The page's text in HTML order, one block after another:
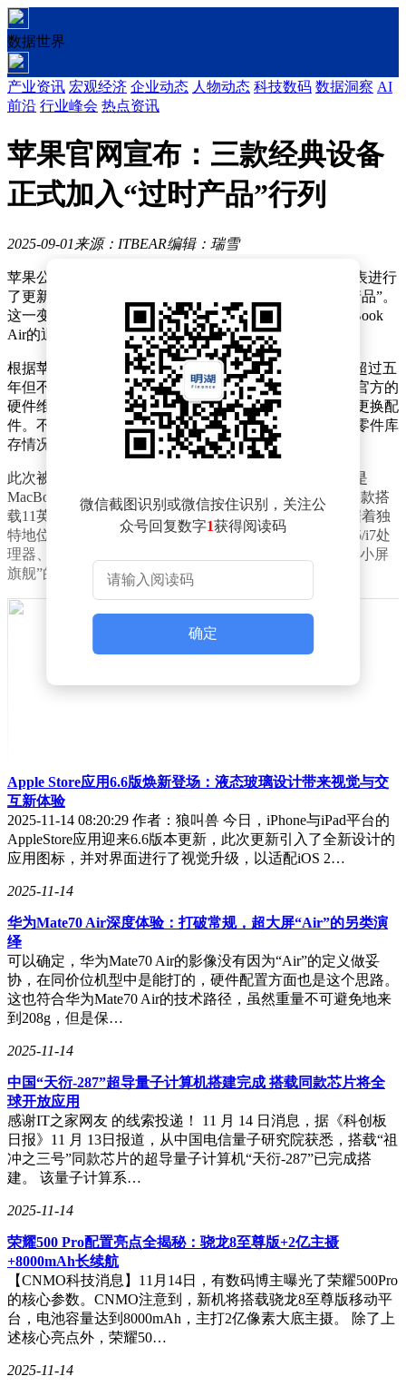
数据世界
产业资讯 宏观经济 企业动态 人物动态 科技数码 数据洞察 AI
前沿 行业峰会 热点资讯
苹果官网宣布：三款经典设备
正式加入“过时产品”行列
2025-09-01 来源：ITBEAR编辑：瑞雪
苹果公司于近日对其官方网站上的“过时与停产产品”列表进行
了更新，此次更新意味着三款设备正式被归类为“过时产品”。
这一变动引发了广泛关注，尤其是2017年款11英寸MacBook
Air的退场，标志着这款经典轻薄笔记本的终结。
根据苹果的官方界定，“过时产品”是指那些已停止销售超过五
年但不足七年的设备。对于这类产品，苹果将不再提供官方的
硬件维修服务，用户需寻求第三方服务商的帮助或自行更换配
件。不过，值得注意的是，部分授权服务商可能会根据零件库
存情况，提供有限的支持，例如电池更换服务。
此次被列入“过时产品”名单的三款设备各具特色。首先是
MacBook Air（11英寸，2017年中款），作为苹果最后一款搭
载11英寸屏幕的MacBook Air，它在轻薄本产品线中占据着独
特地位。这款机型于2017年6月发布，配备了Intel Core i5/i7处
理器、8GB内存及最高可达512GB的固态硬盘，被誉为“小屏
旗舰”的绝唱。
接下来是iPod shuffle（第四代，2015年款），这款经典音乐播
放器自2015年7月发布后便未再更新。它以标志性的“无屏设计
渐淡出市场。
最后是iPhone 6 Plus（2014年款），作为苹果首款大屏手机
iPhone 6的Plus版本，它搭载了5.5英寸视网膜显示屏，这一创
新设计推动了全球智能手机进入“大屏时代”。自2014年9月发
布以来，iPhone 6 Plus的销量突破了2.2亿台，成为苹果历史上
的经典之作。
了科技产品快速迭代的趋势。对于喜爱这些经典产品的用户来
说，这无疑是一次怀旧之旅的终点。然而，科技的车轮滚滚向
前，新的产品和技术将不断涌现，继续引领我们走向更加智
能、便捷的未来。
微信截图识别或微信按住识别，关注公
众号回复数字1获得阅读码
确定
Apple Store应用6.6版焕新登场：液态玻璃设计带来视觉与交
互新体验
2025-11-14 08:20:29 作者：狼叫兽 今日，iPhone与iPad平台的
AppleStore应用迎来6.6版本更新，此次更新引入了全新设计的
应用图标，并对界面进行了视觉升级，以适配iOS 2…
2025-11-14
华为Mate70 Air深度体验：打破常规，超大屏“Air”的另类演
绎
可以确定，华为Mate70 Air的影像没有因为“Air”的定义做妥
协，在同价位机型中是能打的，硬件配置方面也是这个思路。
这也符合华为Mate70 Air的技术路径，虽然重量不可避免地来
到208g，但是保…
2025-11-14
中国“天衍-287”超导量子计算机搭建完成 搭载同款芯片将全
球开放应用
感谢IT之家网友 的线索投递！ 11 月 14 日消息，据《科创板
日报》11 月 13日报道，从中国电信量子研究院获悉，搭载“祖
冲之三号”同款芯片的超导量子计算机“天衍-287”已完成搭
建。 该量子计算系…
2025-11-14
荣耀500 Pro配置亮点全揭秘：骁龙8至尊版+2亿主摄
+8000mAh长续航
【CNMO科技消息】11月14日，有数码博主曝光了荣耀500Pro
的核心参数。CNMO注意到，新机将搭载骁龙8至尊版移动平
台，电池容量达到8000mAh，主打2亿像素大底主摄。 除了上
述核心亮点外，荣耀50…
2025-11-14